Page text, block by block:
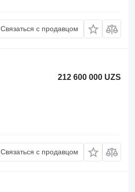
Связаться с продавцом
212 600 000 UZS
Связаться с продавцом